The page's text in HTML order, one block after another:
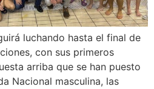
luchando hasta el final de
con sus primeros
arriba que se han puesto
Nacional masculina, las